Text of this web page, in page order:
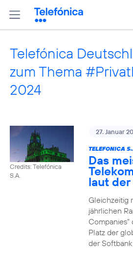
Telefónica
zum Thema
2024
Credits: Telefónica
S.A.
27. Januar
TELEFONICA
Das
laut
Gleichzeitig
jährlichen
Companies"
Platz der
der